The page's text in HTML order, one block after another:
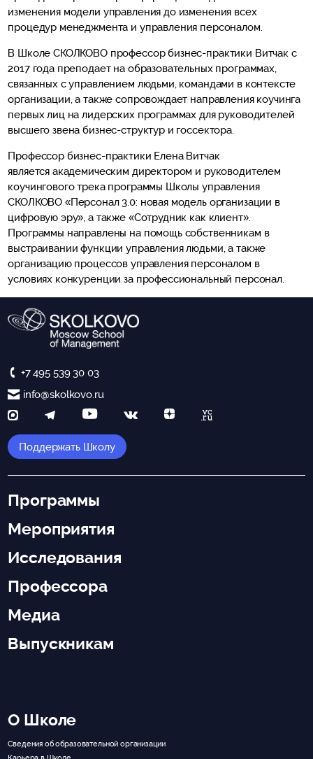
изменения модели управления до изменения всех
процедур менеджмента и управления персоналом.
В Школе СКОЛКОВО профессор бизнес-практики Витчак с
2017 года преподает на образовательных программах,
связанных с управлением людьми, командами в контексте
организации, а также сопровождает направления коучинга
первых лиц на лидерских программах для руководителей
высшего звена бизнес-структур и госсектора.
Профессор бизнес-практики Елена Витчак
является академическим директором и руководителем
коучингового трека программы Школы управления
СКОЛКОВО «Персонал 3.0: новая модель организации в
цифровую эру», а также «Сотрудник как клиент».
Программы направлены на помощь собственникам в
выстраивании функции управления людьми, а также
организацию процессов управления персоналом в
условиях конкуренции за профессиональный персонал.
+7 495 539 30 03
info@skolkovo.ru
Поддержать Школу
Программы
Мероприятия
Исследования
Профессора
Медиа
Выпускникам
О Школе
Сведения об образовательной организации